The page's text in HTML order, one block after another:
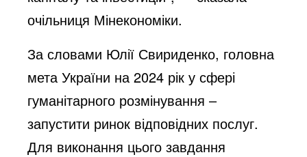
очільниця Мінекономіки.
За словами Юлії Свириденко, головна
мета України на 2024 рік у сфері
гуманітарного розмінування –
запустити ринок відповідних послуг.
Для виконання цього завдання